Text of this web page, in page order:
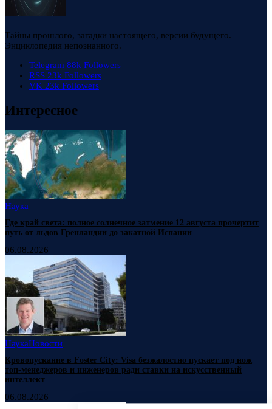
Тайны прошлого, загадки настоящего, версии будущего.
Энциклопедия непознанного.
Telegram 88k Followers
RSS 23k Followers
VK 23k Followers
Интересное
Наука
Где край света: полное солнечное затмение 12 августа прочертит
путь от льдов Гренландии до закатной Испании
06.08.2026
НаукаНовости
Кровопускание в Foster City: Visa безжалостно пускает под нож
топ-менеджеров и инженеров ради ставки на искусственный
интеллект
06.08.2026